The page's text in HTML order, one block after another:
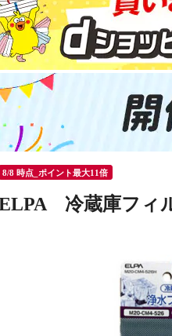
8/8 時点_ポイント最大11倍
冷蔵庫フィ